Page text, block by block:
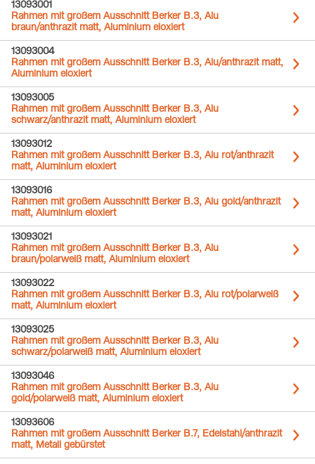
13093001
Rahmen mit großem Ausschnitt Berker B.3, Alu
braun/anthrazit matt, Aluminium eloxiert
13093004
Rahmen mit großem Ausschnitt Berker B.3, Alu/anthrazit matt,
Aluminium eloxiert
13093005
Rahmen mit großem Ausschnitt Berker B.3, Alu
schwarz/anthrazit matt, Aluminium eloxiert
13093012
Rahmen mit großem Ausschnitt Berker B.3, Alu rot/anthrazit
matt, Aluminium eloxiert
13093016
Rahmen mit großem Ausschnitt Berker B.3, Alu gold/anthrazit
matt, Aluminium eloxiert
13093021
Rahmen mit großem Ausschnitt Berker B.3, Alu
braun/polarweiß matt, Aluminium eloxiert
13093022
Rahmen mit großem Ausschnitt Berker B.3, Alu rot/polarweiß
matt, Aluminium eloxiert
13093025
Rahmen mit großem Ausschnitt Berker B.3, Alu
schwarz/polarweiß matt, Aluminium eloxiert
13093046
Rahmen mit großem Ausschnitt Berker B.3, Alu
gold/polarweiß matt, Aluminium eloxiert
13093606
Rahmen mit großem Ausschnitt Berker B.7, Edelstahl/anthrazit
matt, Metall gebürstet